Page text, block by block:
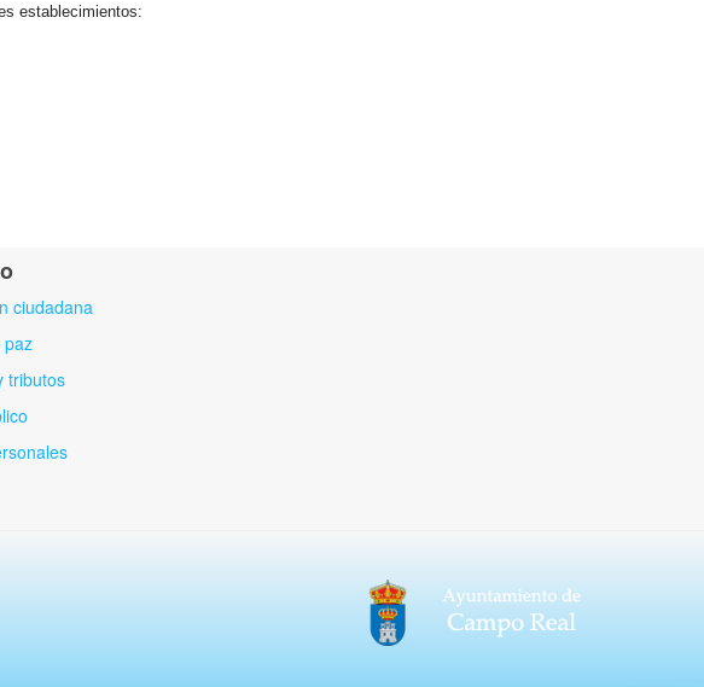
establecimientos:
ciudadana
paz
tributos